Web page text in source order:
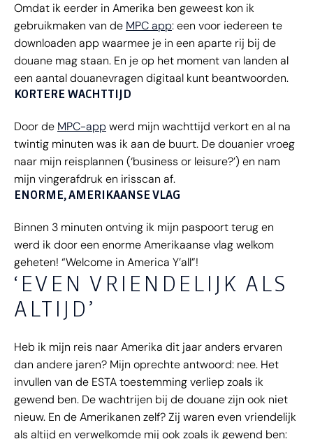
Omdat ik eerder in Amerika ben geweest kon ik
gebruikmaken van de MPC app: een voor iedereen te
downloaden app waarmee je in een aparte rij bij de
douane mag staan. En je op het moment van landen al
een aantal douanevragen digitaal kunt beantwoorden.
KORTERE WACHTTIJD
Door de MPC-app werd mijn wachttijd verkort en al na
twintig minuten was ik aan de buurt. De douanier vroeg
naar mijn reisplannen (‘business or leisure?’) en nam
mijn vingerafdruk en irisscan af.
ENORME, AMERIKAANSE VLAG
Binnen 3 minuten ontving ik mijn paspoort terug en
werd ik door een enorme Amerikaanse vlag welkom
geheten! “Welcome in America Y’all”!
‘EVEN VRIENDELIJK ALS
ALTIJD’
Heb ik mijn reis naar Amerika dit jaar anders ervaren
dan andere jaren? Mijn oprechte antwoord: nee. Het
invullen van de ESTA toestemming verliep zoals ik
gewend ben. De wachtrijen bij de douane zijn ook niet
nieuw. En de Amerikanen zelf? Zij waren even vriendelijk
als altijd en verwelkomde mij ook zoals ik gewend ben: